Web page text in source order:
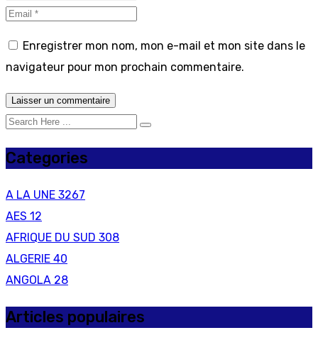
Enregistrer mon nom, mon e-mail et mon site dans le
navigateur pour mon prochain commentaire.
Categories
A LA UNE 3267
AES 12
AFRIQUE DU SUD 308
ALGERIE 40
ANGOLA 28
Articles populaires